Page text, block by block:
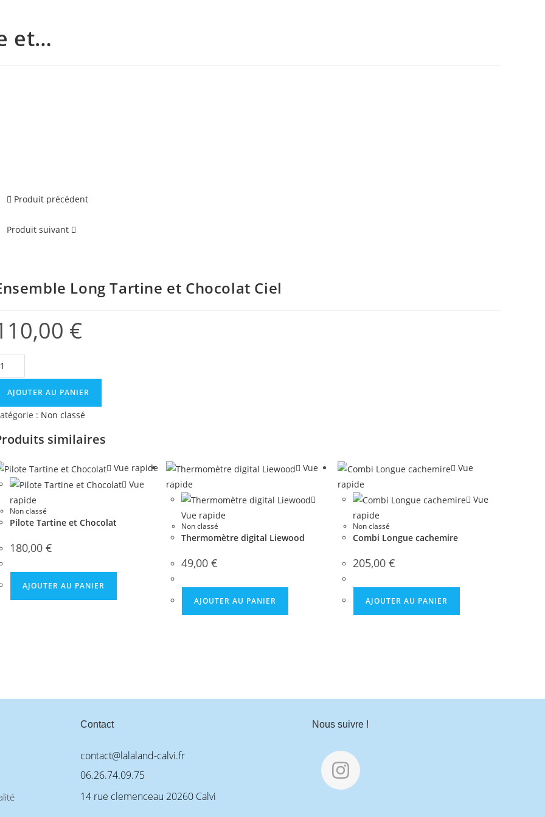
et…
Produit précédent
Produit suivant
Long Tartine et Chocolat Ciel
€
AJOUTER AU PANIER
: Non classé
similaires
Vue rapide
Vue
rapide
Non classé
Pilote Tartine et Chocolat
180,00 €
AJOUTER AU PANIER
Vue
rapide
Vue rapide
Non classé
Thermomètre digital Liewood
49,00 €
AJOUTER AU PANIER
Vue
rapide
Vue
rapide
Non classé
Combi Longue cachemire
205,00 €
AJOUTER AU PANIER
Contact
contact@lalaland-calvi.fr
06.26.74.09.75
14 rue clemenceau 20260 Calvi
Nous suivre !